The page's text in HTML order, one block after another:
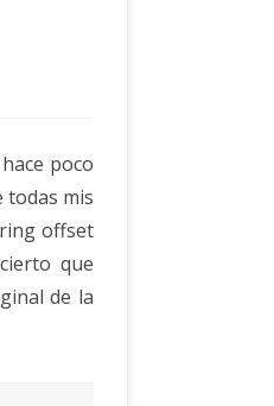
poco
todas mis
offset
que
de la